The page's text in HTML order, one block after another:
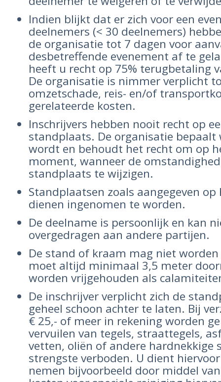
Indien blijkt dat er zich voor een
deelnemers (< 30 deelnemers)
de organisatie tot 7 dagen voor
desbetreffende evenement af te
heeft u recht op 75% terugbetaling
De organisatie is nimmer verplicht
omzetschade, reis- en/of
gerelateerde kosten.
Inschrijvers hebben nooit recht op
standplaats. De organisatie bepaalt
wordt en behoudt het recht om op
moment, wanneer de
standplaats te wijzigen.
Standplaatsen zoals aangegeven
dienen ingenomen te worden.
De deelname is persoonlijk en kan
overgedragen aan andere partijen.
De stand of kraam mag niet
moet altijd minimaal 3,5 meter
worden vrijgehouden als
De inschrijver verplicht zich de
geheel schoon achter te laten. Bij
€ 25,- of meer in rekening worden
vervuilen van tegels, straattegels,
vetten, oliën of andere hardnekkige
strengste verboden. U dient
nemen bijvoorbeeld door middel